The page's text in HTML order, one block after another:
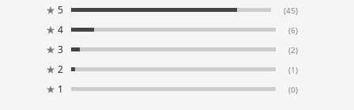
★ 5 (45)
★ 4 (6)
★ 3 (2)
★ 2 (1)
★ 1 (0)